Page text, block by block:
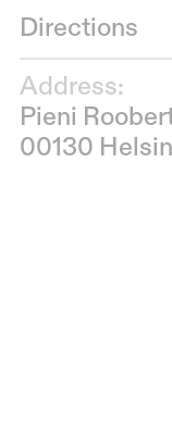
Directions
Address:
Pieni
00130